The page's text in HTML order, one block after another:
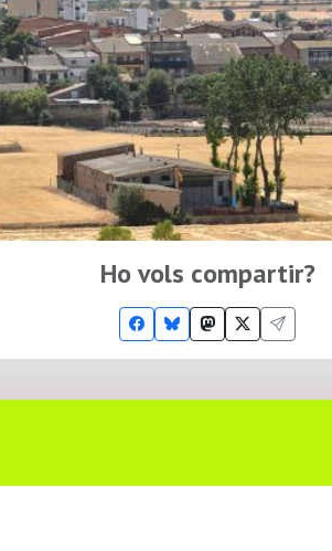
Ho vols compartir?
Troba'ns a les Xarxes